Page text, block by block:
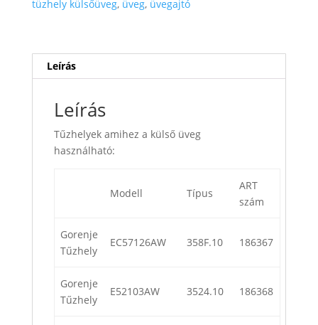
tüzhely külsőüveg, üveg, üvegajtó
Leírás
Leírás
Tűzhelyek amihez a külső üveg
használható:
Modell Típus
ART
szám
Gorenje
Tűzhely
EC57126AW 358F.10 186367
Gorenje
Tűzhely
E52103AW 3524.10 186368